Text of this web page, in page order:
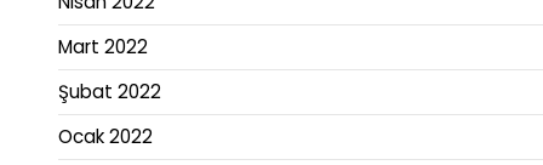
Mart 2022
Şubat 2022
Ocak 2022